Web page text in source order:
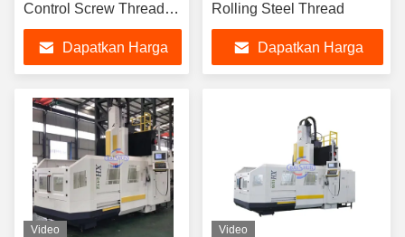
Control Screw Thread
Rolling Machine (mesin
penggulung benang
sekrup)
Dapatkan Harga
Rolling Steel Thread
Dapatkan Harga
Video Video